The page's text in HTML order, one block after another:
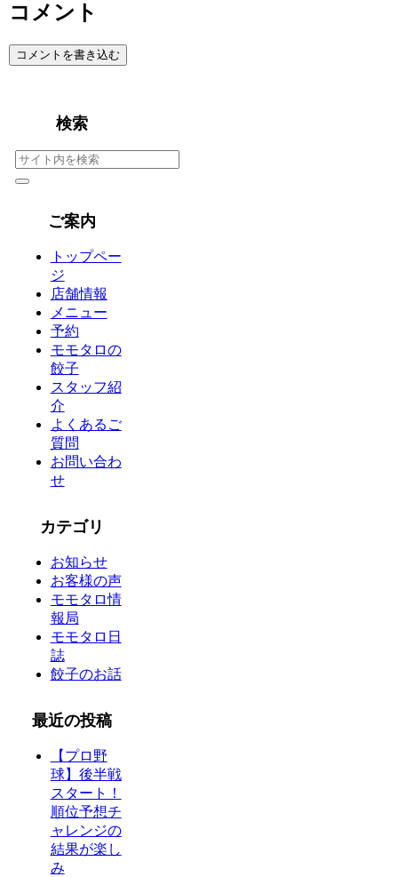
コメント
コメントを書き込む
検索
ご案内
トップペー
ジ
店舗情報
メニュー
予約
モモタロの
餃子
スタッフ紹
介
よくあるご
質問
お問い合わ
せ
カテゴリ
お知らせ
お客様の声
モモタロ情
報局
モモタロ日
誌
餃子のお話
最近の投稿
【プロ野
球】後半戦
スタート！
順位予想チ
ャレンジの
結果が楽し
み